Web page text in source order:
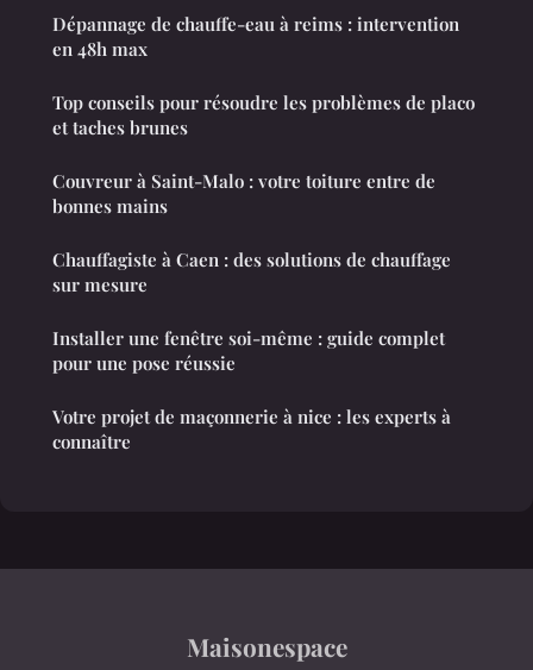
Dépannage de chauffe-eau à reims : intervention
en 48h max
Top conseils pour résoudre les problèmes de placo
et taches brunes
Couvreur à Saint-Malo : votre toiture entre de
bonnes mains
Chauffagiste à Caen : des solutions de chauffage
sur mesure
Installer une fenêtre soi-même : guide complet
pour une pose réussie
Votre projet de maçonnerie à nice : les experts à
connaître
Maisonespace